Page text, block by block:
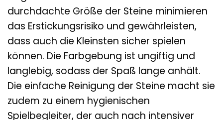
durchdachte Größe der Steine minimieren
das Erstickungsrisiko und gewährleisten,
dass auch die Kleinsten sicher spielen
können. Die Farbgebung ist ungiftig und
langlebig, sodass der Spaß lange anhält.
Die einfache Reinigung der Steine macht sie
zudem zu einem hygienischen
Spielbegleiter, der auch nach intensiver